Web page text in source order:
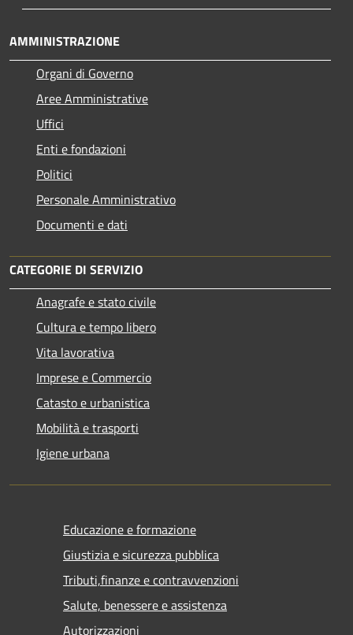
AMMINISTRAZIONE
Organi di Governo
Aree Amministrative
Uffici
Enti e fondazioni
Politici
Personale Amministrativo
Documenti e dati
CATEGORIE DI SERVIZIO
Anagrafe e stato civile
Cultura e tempo libero
Vita lavorativa
Imprese e Commercio
Catasto e urbanistica
Mobilità e trasporti
Igiene urbana
Educazione e formazione
Giustizia e sicurezza pubblica
Tributi,finanze e contravvenzioni
Salute, benessere e assistenza
Autorizzazioni